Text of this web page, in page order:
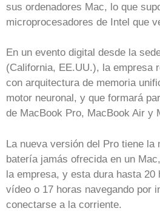
sus ordenadores Mac, lo que
microprocesadores de Intel que
En un evento digital desde la
(California, EE.UU.), la empresa
con arquitectura de memoria
motor neuronal, y que formará
de MacBook Pro, MacBook Air y
La nueva versión del Pro tiene la
batería jamás ofrecida en un
la empresa, y esta dura hasta 20
vídeo o 17 horas navegando por
conectarse a la corriente.